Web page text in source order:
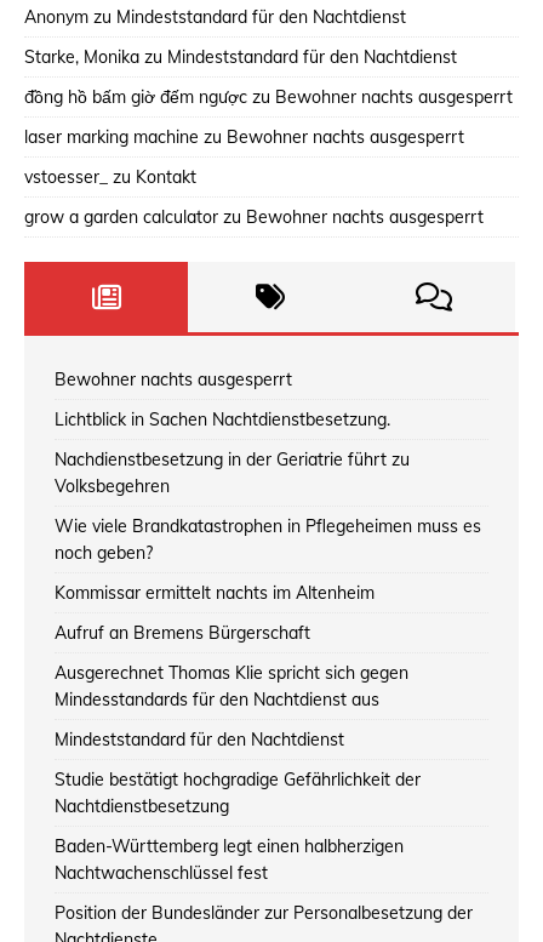
Anonym zu Mindeststandard für den Nachtdienst
Starke, Monika zu Mindeststandard für den Nachtdienst
đồng hồ bấm giờ đếm ngược zu Bewohner nachts ausgesperrt
laser marking machine zu Bewohner nachts ausgesperrt
vstoesser_
zu Kontakt
grow a garden calculator zu Bewohner nachts ausgesperrt
Bewohner nachts ausgesperrt
Lichtblick in Sachen Nachtdienstbesetzung.
Nachdienstbesetzung in der Geriatrie führt zu
Volksbegehren
Wie viele Brandkatastrophen in Pflegeheimen muss es
noch geben?
Kommissar ermittelt nachts im Altenheim
Aufruf an Bremens Bürgerschaft
Ausgerechnet Thomas Klie spricht sich gegen
Mindesstandards für den Nachtdienst aus
Mindeststandard für den Nachtdienst
Studie bestätigt hochgradige Gefährlichkeit der
Nachtdienstbesetzung
Baden-Württemberg legt einen halbherzigen
Nachtwachenschlüssel fest
Position der Bundesländer zur Personalbesetzung der